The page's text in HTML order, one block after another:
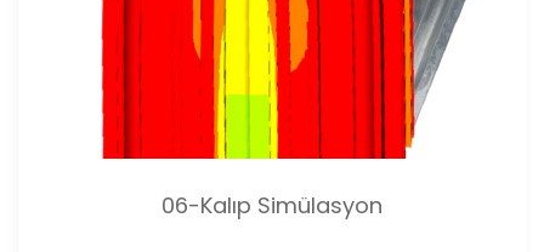
06-Kalıp Simülasyon